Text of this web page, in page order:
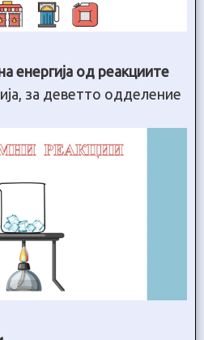
енергија од реакциите
за деветто одделение